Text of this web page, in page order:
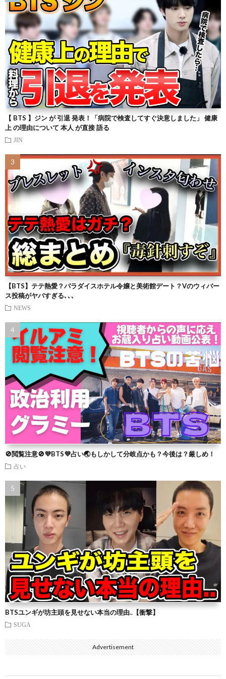
【 BTS 】ジン が 引退 発表！「病院で検査してすぐ決意しました」 健康
上 の理由について 本人 が直接 語る
JIN
【BTS】テテ熱愛？パラダイスホテル令嬢と美術館デート？Vのウィバー
ス投稿がヤバすぎる､､､
NEWS
🚫閲覧注意🚫💜BTS💜占い🌏もしかして分岐点かも？今後は？厳しめ！
占い
BTSユンギが坊主頭を見せない本当の理由..【衝撃】
SUGA
Advertisement